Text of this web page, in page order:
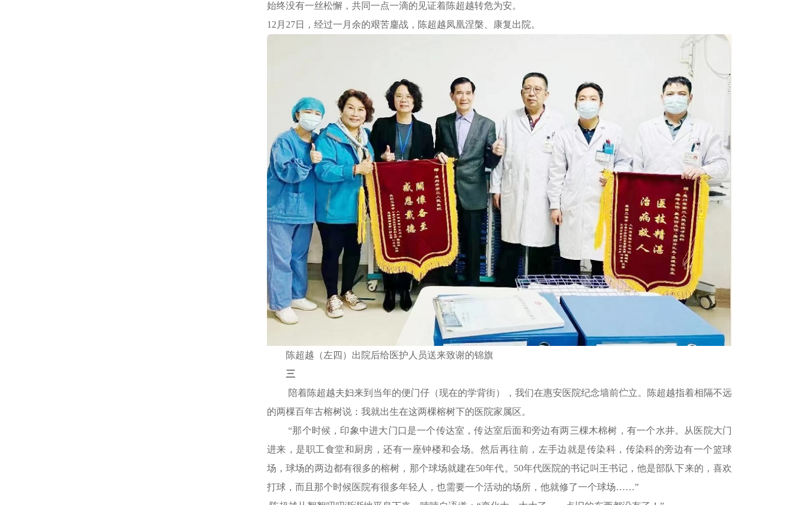
始终没有一丝松懈，共同一点一滴的见证着陈超越转危为安。
12月27日，经过一月余的艰苦鏖战，陈超越凤凰涅槃、康复出院。
陈超越（左四）出院后给医护人员送来致谢的锦旗
三
陪着陈超越夫妇来到当年的便门仔（现在的学背街），我们在惠安医院纪念墙前伫立。陈超越指着相隔不远
的两棵百年古榕树说：我就出生在这两棵榕树下的医院家属区。
“那个时候，印象中进大门口是一个传达室，传达室后面和旁边有两三棵木棉树，有一个水井。从医院大门
进来，是职工食堂和厨房，还有一座钟楼和会场。然后再往前，左手边就是传染科，传染科的旁边有一个篮球
场，球场的两边都有很多的榕树，那个球场就建在50年代。50年代医院的书记叫王书记，他是部队下来的，喜欢
打球，而且那个时候医院有很多年轻人，也需要一个活动的场所，他就修了一个球场……”